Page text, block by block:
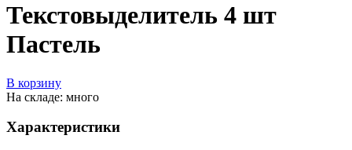
Текстовыделитель 4 шт
Пастель
В корзину
На складе: много
Характеристики